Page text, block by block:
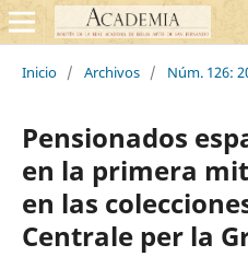
Inicio / Archivos / Núm. 126:
Pensionados
en la primera
en las
Centrale per la